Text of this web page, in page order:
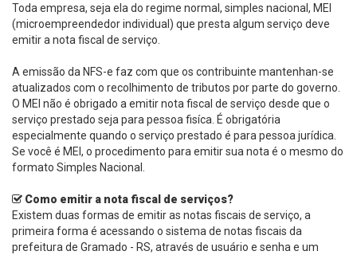
Toda empresa, seja ela do regime normal, simples nacional, MEI
(microempreendedor individual) que presta algum serviço deve
emitir a nota fiscal de serviço.
A emissão da NFS-e faz com que os contribuinte mantenhan-se
atualizados com o recolhimento de tributos por parte do governo.
O MEI não é obrigado a emitir nota fiscal de serviço desde que o
serviço prestado seja para pessoa fisíca. É obrigatória
especialmente quando o serviço prestado é para pessoa jurídica.
Se você é MEI, o procedimento para emitir sua nota é o mesmo do
formato Simples Nacional.
Como emitir a nota fiscal de serviços?
Existem duas formas de emitir as notas fiscais de serviço, a
primeira forma é acessando o sistema de notas fiscais da
prefeitura de Gramado - RS, através de usuário e senha e um